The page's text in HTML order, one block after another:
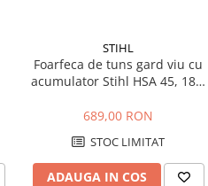
STIHL
Foarfeca de tuns gard viu cu
acumulator Stihl HSA 45, 18V,
689,00 RON
STOC LIMITAT
ADAUGA IN COS